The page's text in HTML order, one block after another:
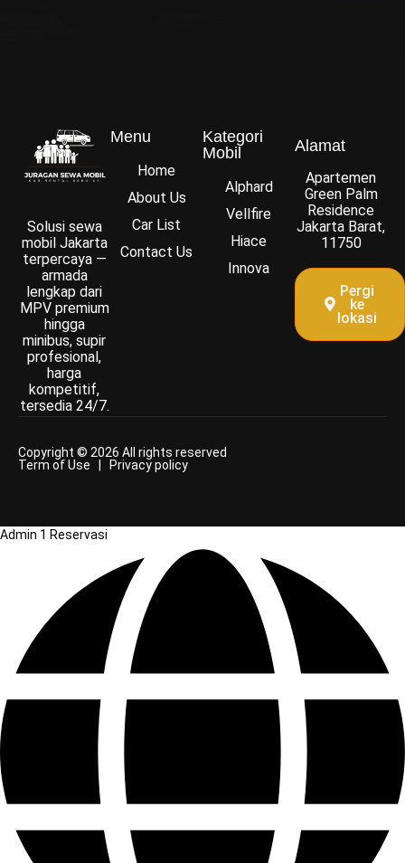
Solusi sewa
mobil Jakarta
terpercaya —
armada
lengkap dari
MPV premium
hingga
minibus, supir
profesional,
harga
kompetitif,
tersedia 24/7.
Menu
Home
About Us
Car List
Contact Us
Kategori
Mobil
Alphard
Vellfire
Hiace
Innova
Alamat
Apartemen
Green Palm
Residence
Jakarta Barat,
11750
Pergi
ke
lokasi
Copyright © 2026 All rights reserved
Term of Use | Privacy policy
Admin 1 Reservasi